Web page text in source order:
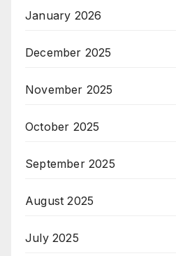
January 2026
December 2025
November 2025
October 2025
September 2025
August 2025
July 2025